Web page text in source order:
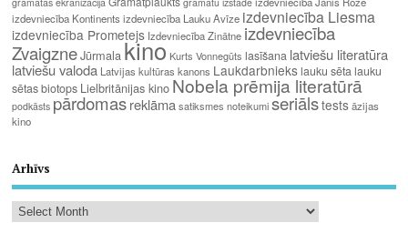
izdevniecība Kontinents izdevniecība Lauku Avīze izdevniecība Liesma
izdevniecība Prometejs Izdevniecība Zinātne izdevniecība
ZvaigzneJūrmala kino Kurts Vonnegūts lasīšana latviešu literatūra
latviešu valoda Latvijas kultūras kanons Laukdarbniekslauku sēta lauku
sētas biotops Lielbritānijas kino Nobela prēmija literatūrā
podkāsts pārdomasreklāma satiksmes noteikumi seriālstests āzijas
kino
Arhīvs